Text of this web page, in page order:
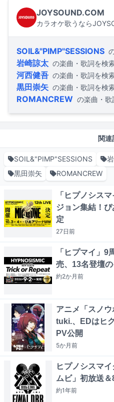
JOYSOUND.COM
カラオケ歌うなら
SOIL&"PIMP"SESSIONS
岩崎諒太 の楽曲・歌詞を検
河西健吾 の楽曲・歌詞を検
黒田崇矢 の楽曲・歌詞を検
ROMANCREW の楽曲・歌
関連
SOIL&"PIMP"SESSIONS
黒田崇矢
ROMANCREW
「ヒプノシス
ジョン集結！
定
27日前
「ヒプマイ」9
売、13名登壇
約2か月前
アニメ「スノ
tuki.、EDはヒ
PV公開
5か月前
ヒプノシスマ
ムビ」初放送
約1年前